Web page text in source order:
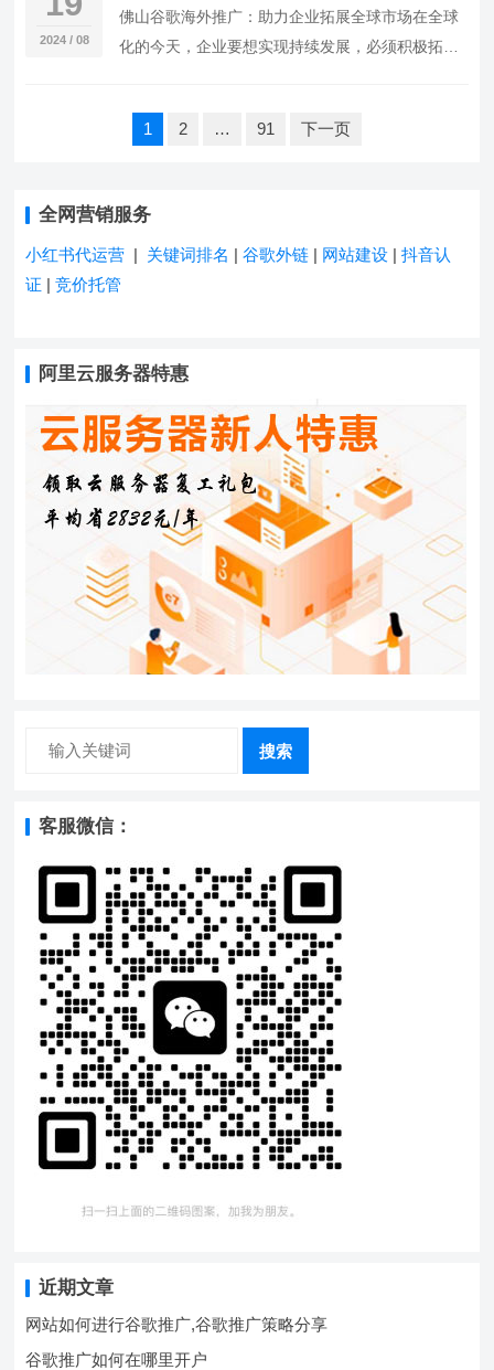
2024 / 08
佛山谷歌海外推广：助力企业拓展全球市场在全球
化的今天，企业要想实现持续发展，必须积极拓展
段之一。本文将为您介绍佛山谷歌海外推广，探讨
随着全球化的发展，企业之间
1 2 … 91 下一页
全网营销服务
小红书代运营 | 关键词排名 |谷歌外链 | 网站建设 |抖音认
证 |竞价托管
阿里云服务器特惠
搜索
客服微信：
近期文章
网站如何进行谷歌推广,谷歌推广策略分享
谷歌推广如何在哪里开户